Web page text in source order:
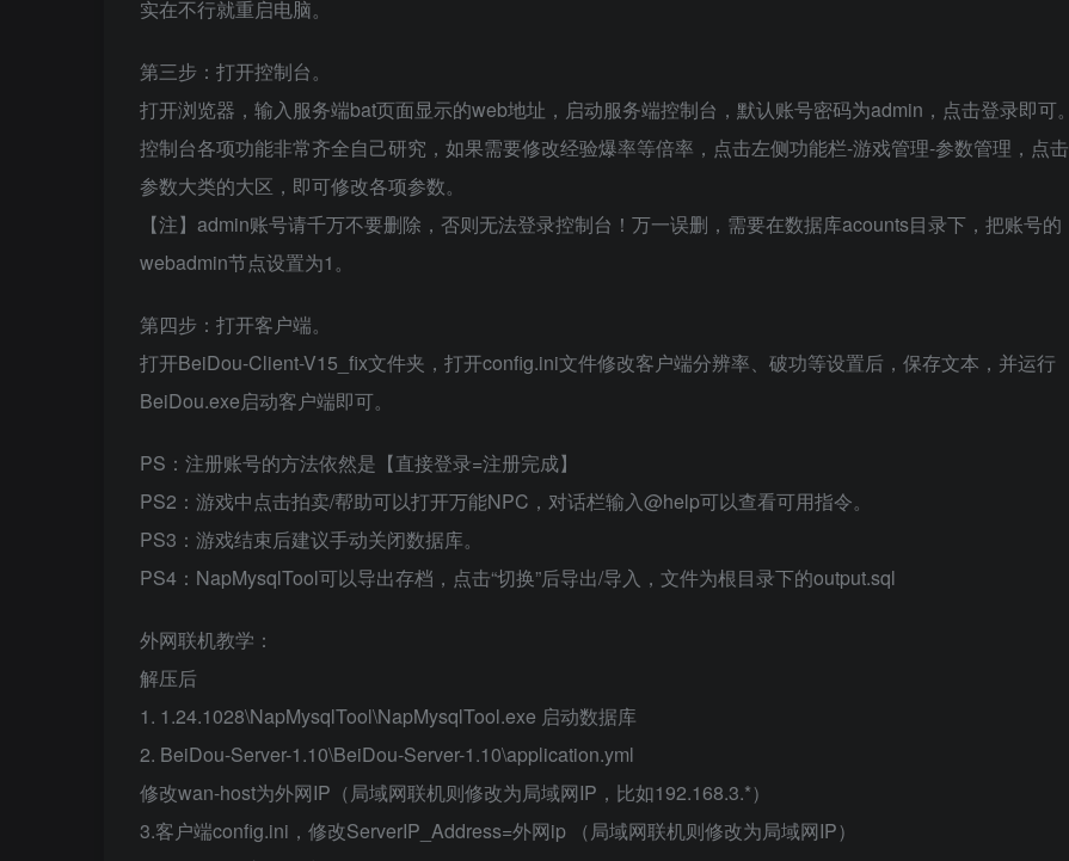
实在不行就重启电脑。
第三步：打开控制台。
打开浏览器，输入服务端bat页面显示的web地址，启动服务端控制台，默认账号密码为admin，点击登录即可。
控制台各项功能非常齐全自己研究，如果需要修改经验爆率等倍率，点击左侧功能栏-游戏管理-参数管理，点击
参数大类的大区，即可修改各项参数。
【注】admin账号请千万不要删除，否则无法登录控制台！万一误删，需要在数据库acounts目录下，把账号的
webadmin节点设置为1。
第四步：打开客户端。
打开BeiDou-Client-V15_fix文件夹，打开config.ini文件修改客户端分辨率、破功等设置后，保存文本，并运行
BeiDou.exe启动客户端即可。
PS：注册账号的方法依然是【直接登录=注册完成】
PS2：游戏中点击拍卖/帮助可以打开万能NPC，对话栏输入@help可以查看可用指令。
PS3：游戏结束后建议手动关闭数据库。
PS4：NapMysqlTool可以导出存档，点击“切换”后导出/导入，文件为根目录下的output.sql
外网联机教学：
解压后
1. 1.24.1028\NapMysqlTool\NapMysqlTool.exe 启动数据库
2. BeiDou-Server-1.10\BeiDou-Server-1.10\application.yml
修改wan-host为外网IP（局域网联机则修改为局域网IP，比如192.168.3.*）
3.客户端config.ini，修改ServerIP_Address=外网ip （局域网联机则修改为局域网IP）